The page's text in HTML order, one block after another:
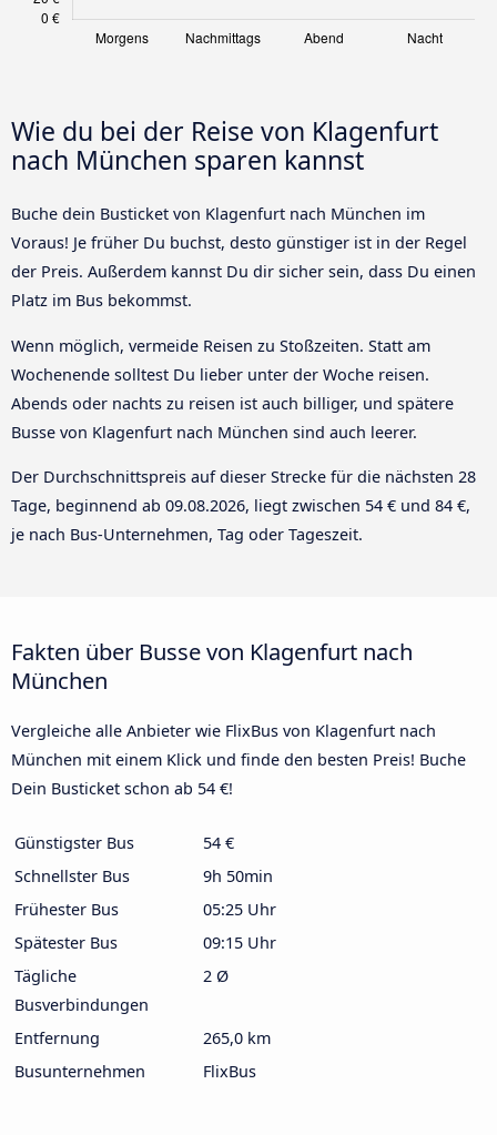
Wie du bei der Reise von Klagenfurt
nach München sparen kannst
Buche dein Busticket von Klagenfurt nach München im
Voraus! Je früher Du buchst, desto günstiger ist in der Regel
der Preis. Außerdem kannst Du dir sicher sein, dass Du einen
Platz im Bus bekommst.
Wenn möglich, vermeide Reisen zu Stoßzeiten. Statt am
Wochenende solltest Du lieber unter der Woche reisen.
Abends oder nachts zu reisen ist auch billiger, und spätere
Busse von Klagenfurt nach München sind auch leerer.
Der Durchschnittspreis auf dieser Strecke für die nächsten 28
Tage, beginnend ab 09.08.2026, liegt zwischen 54 € und 84 €,
je nach Bus-Unternehmen, Tag oder Tageszeit.
Fakten über Busse von Klagenfurt nach
München
Vergleiche alle Anbieter wie FlixBus von Klagenfurt nach
München mit einem Klick und finde den besten Preis! Buche
Dein Busticket schon ab 54 €!
Günstigster Bus
54 €
Schnellster Bus
9h 50min
Frühester Bus
05:25 Uhr
Spätester Bus
09:15 Uhr
Tägliche
Busverbindungen
2 Ø
Entfernung
265,0 km
Busunternehmen
FlixBus